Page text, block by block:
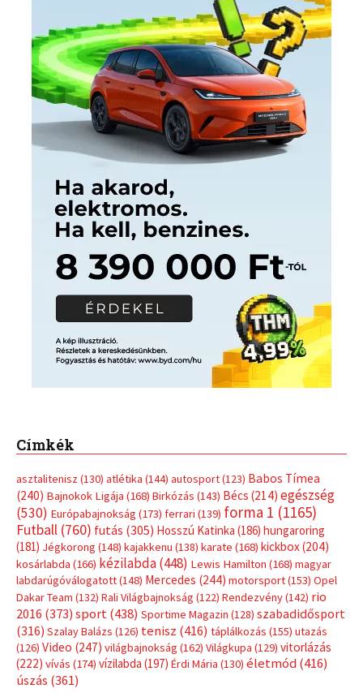
Címkék
asztalitenisz (130) atlétika (144) autosport(123) Babos Tímea
(240) Bajnokok Ligája (168) Birkózás (143) Bécs (214) egészség
(530) Európabajnokság (173) ferrari (139) forma 1 (1165)
Futball (760) futás (305) Hosszú Katinka (186) hungaroring
(181) Jégkorong (148) kajakkenu (138) karate (168) kickbox(204)
kosárlabda (166) kézilabda(448) Lewis Hamilton (168) magyar
labdarúgóválogatott(148) Mercedes (244) motorsport(153) Opel
Dakar Team (132) Rali Világbajnokság (122) Rendezvény(142) rio
2016 (373) sport(438) Sportime Magazin (128) szabadidősport
(316) Szalay Balázs (126) tenisz (416) táplálkozás (155) utazás
(126) Video (247) világbajnokság (162) Világkupa (129) vitorlázás
(222) vívás (174) vízilabda (197) Érdi Mária (130) életmód(416)
úszás (361)